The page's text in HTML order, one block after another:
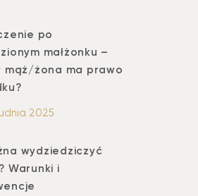
po
małżonku –
mąż/żona ma prawo
2025
wydziedziczyć
Warunki i